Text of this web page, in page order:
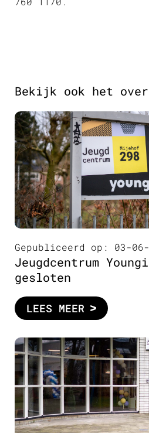
Bekijk ook het
Gepubliceerd op: 03-06-
Jeugdcentrum
gesloten
LEES MEER